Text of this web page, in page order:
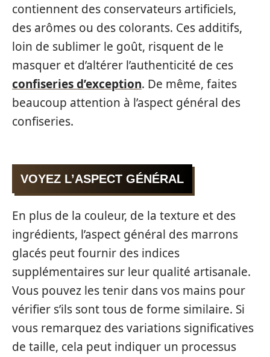
contiennent des conservateurs artificiels,
des arômes ou des colorants. Ces additifs,
loin de sublimer le goût, risquent de le
masquer et d’altérer l’authenticité de ces
confiseries d’exception. De même, faites
beaucoup attention à l’aspect général des
confiseries.
VOYEZ L’ASPECT GÉNÉRAL
En plus de la couleur, de la texture et des
ingrédients, l’aspect général des marrons
glacés peut fournir des indices
supplémentaires sur leur qualité artisanale.
Vous pouvez les tenir dans vos mains pour
vérifier s’ils sont tous de forme similaire. Si
vous remarquez des variations significatives
de taille, cela peut indiquer un processus